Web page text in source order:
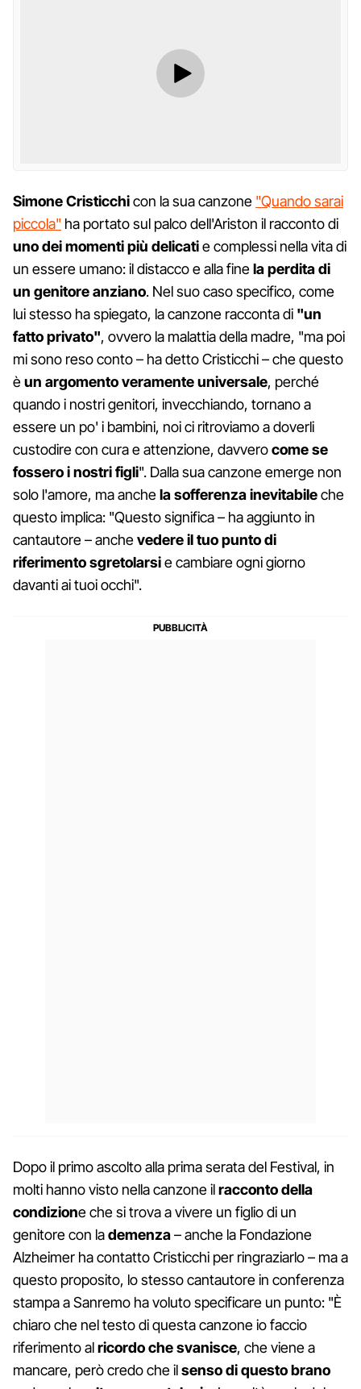
Simone Cristicchicon la sua canzone "Quando sarai
piccola" ha portato sul palco dell'Ariston il racconto di
uno dei momenti più delicatie complessi nella vita di
un essere umano: il distacco e alla finela perdita di
un genitore anziano. Nel suo caso specifico, come
lui stesso ha spiegato, la canzone racconta di "un
fatto privato", ovvero la malattia della madre, "ma poi
mi sono reso conto – ha detto Cristicchi – che questo
èun argomento veramente universale, perché
quando i nostri genitori, invecchiando, tornano a
essere un po' i bambini, noi ci ritroviamo a doverli
custodire con cura e attenzione, davverocome se
fossero i nostri figli". Dalla sua canzone emerge non
solo l'amore, ma anchela sofferenza inevitabileche
questo implica: "Questo significa – ha aggiunto in
cantautore – anchevedere il tuo punto di
riferimento sgretolarsie cambiare ogni giorno
davanti ai tuoi occhi".
Dopo il primo ascolto alla prima serata del Festival, in
molti hanno visto nella canzone ilracconto della
condizione che si trova a vivere un figlio di un
genitore con lademenza– anche la Fondazione
Alzheimer ha contatto Cristicchi per ringraziarlo – ma a
questo proposito, lo stesso cantautore in conferenza
stampa a Sanremo ha voluto specificare un punto: "È
chiaro che nel testo di questa canzone io faccio
riferimento alricordo che svanisce, che viene a
mancare, però credo che ilsenso di questo brano